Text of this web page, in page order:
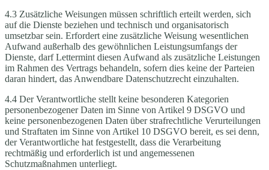
4.3 Zusätzliche Weisungen müssen schriftlich erteilt werden, sich
auf die Dienste beziehen und technisch und organisatorisch
umsetzbar sein. Erfordert eine zusätzliche Weisung wesentlichen
Aufwand außerhalb des gewöhnlichen Leistungsumfangs der
Dienste, darf Lettermint diesen Aufwand als zusätzliche Leistungen
im Rahmen des Vertrags behandeln, sofern dies keine der Parteien
daran hindert, das Anwendbare Datenschutzrecht einzuhalten.
4.4 Der Verantwortliche stellt keine besonderen Kategorien
personenbezogener Daten im Sinne von Artikel 9 DSGVO und
keine personenbezogenen Daten über strafrechtliche Verurteilungen
und Straftaten im Sinne von Artikel 10 DSGVO bereit, es sei denn,
der Verantwortliche hat festgestellt, dass die Verarbeitung
rechtmäßig und erforderlich ist und angemessenen
Schutzmaßnahmen unterliegt.